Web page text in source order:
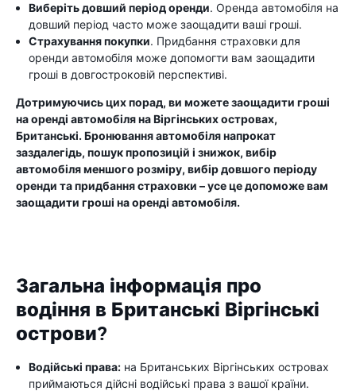
Виберіть довший період оренди. Оренда автомобіля на
довший період часто може заощадити ваші гроші.
Страхування покупки. Придбання страховки для
оренди автомобіля може допомогти вам заощадити
гроші в довгостроковій перспективі.
Дотримуючись цих порад, ви можете заощадити гроші
на оренді автомобіля на Віргінських островах,
Британські. Бронювання автомобіля напрокат
заздалегідь, пошук пропозицій і знижок, вибір
автомобіля меншого розміру, вибір довшого періоду
оренди та придбання страховки – усе це допоможе вам
заощадити гроші на оренді автомобіля.
Загальна інформація про
водіння в Британські Віргінські
острови?
Водійські права: на Британських Віргінських островах
приймаються дійсні водійські права з вашої країни.